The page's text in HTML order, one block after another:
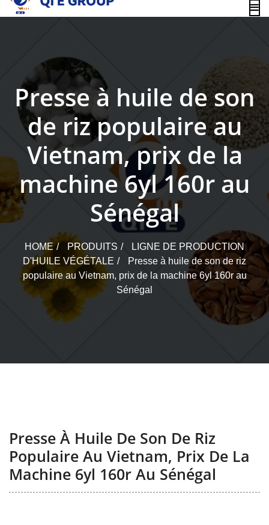
content
Presse à huile de son
de riz populaire au
Vietnam, prix de la
machine 6yl 160r au
Sénégal
HOME PRODUITS
LIGNE DE PRODUCTION
D'HUILE VÉGÉTALE
Presse à huile de son de riz
populaire au Vietnam, prix de la machine 6yl 160r au
Sénégal
Presse À Huile De Son De Riz
Populaire Au Vietnam, Prix De La
Machine 6yl 160r Au Sénégal